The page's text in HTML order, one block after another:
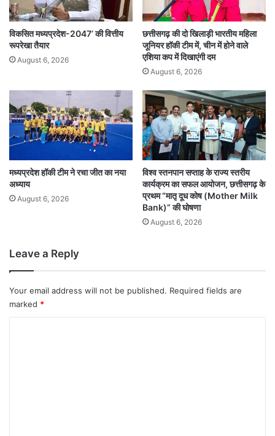
विकसित मध्यप्रदेश-2047’ की वित्तीय
रूपरेखा तैयार
August 6, 2026
छत्तीसगढ़ की दो खिलाड़ी भारतीय महिला
जूनियर हॉकी टीम में, चीन में होने वाले
एशिया कप में दिखाएंगी दम
August 6, 2026
मध्यप्रदेश हॉकी टीम ने रचा जीत का नया
अध्याय
August 6, 2026
विश्व स्तनपान सप्ताह के राज्य स्तरीय
कार्यक्रम का सफल आयोजन, छत्तीसगढ़ के
प्रथम “मातृ दूध कोष (Mother Milk
Bank)” की घोषणा
August 6, 2026
Leave a Reply
Your email address will not be published. Required fields are
marked *